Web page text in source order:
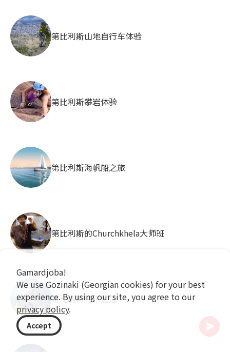
第比利斯山地自行车体验
第比利斯攀岩体验
第比利斯海帆船之旅
第比利斯的Churchkhela大师班
第比利斯马术逃逸
Gamardjoba!
We use Gozinaki (Georgian cookies) for your best
experience. By using our site, you agree to our
privacy policy.
Accept